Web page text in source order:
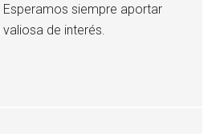
Esperamos siempre aportar
de interés.